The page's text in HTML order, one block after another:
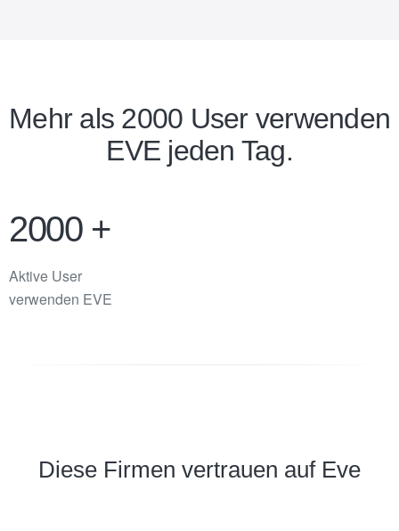
Mehr als 2000 User verwenden
EVE jeden Tag.
2000+
Aktive User
verwenden EVE
Diese Firmen vertrauen auf Eve